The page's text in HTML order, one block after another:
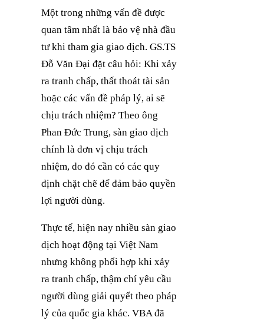
Một trong những vấn đề được
quan tâm nhất là bảo vệ nhà đầu
tư khi tham gia giao dịch. GS.TS
Đỗ Văn Đại đặt câu hỏi: Khi xảy
ra tranh chấp, thất thoát tài sản
hoặc các vấn đề pháp lý, ai sẽ
chịu trách nhiệm? Theo ông
Phan Đức Trung, sàn giao dịch
chính là đơn vị chịu trách
nhiệm, do đó cần có các quy
định chặt chẽ để đảm bảo quyền
lợi người dùng.
Thực tế, hiện nay nhiều sàn giao
dịch hoạt động tại Việt Nam
nhưng không phối hợp khi xảy
ra tranh chấp, thậm chí yêu cầu
người dùng giải quyết theo pháp
lý của quốc gia khác. VBA đã